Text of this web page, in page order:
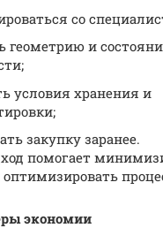
со
геометрию и
условия хранения и
закупку заранее.
помогает
экономии